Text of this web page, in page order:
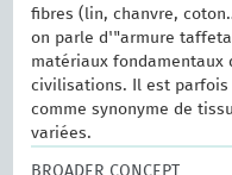
fibres (lin, chanvre,
on parle d'"armure
matériaux fondamentaux
civilisations. Il est
comme synonyme de
variées.
BROADER CONCEPT